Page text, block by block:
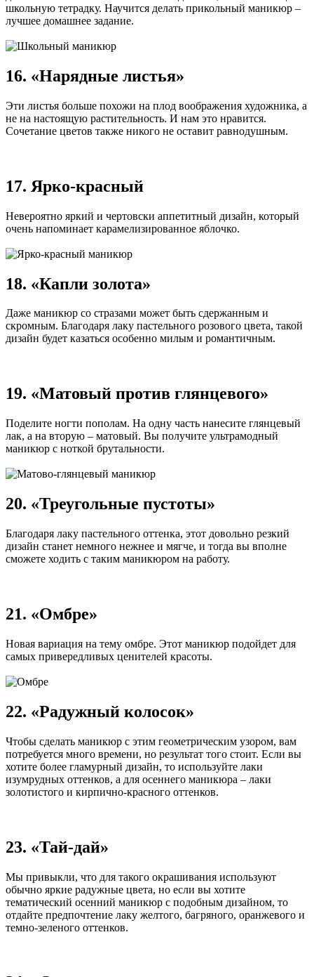
школьную тетрадку. Научится делать прикольный маникюр –
лучшее домашнее задание.
16. «Нарядные листья»
Эти листья больше похожи на плод воображения художника, а
не на настоящую растительность. И нам это нравится.
Сочетание цветов также никого не оставит равнодушным.
17. Ярко-красный
Невероятно яркий и чертовски аппетитный дизайн, который
очень напоминает карамелизированное яблочко.
18. «Капли золота»
Даже маникюр со стразами может быть сдержанным и
скромным. Благодаря лаку пастельного розового цвета, такой
дизайн будет казаться особенно милым и романтичным.
19. «Матовый против глянцевого»
Поделите ногти пополам. На одну часть нанесите глянцевый
лак, а на вторую – матовый. Вы получите ультрамодный
маникюр с ноткой брутальности.
20. «Треугольные пустоты»
Благодаря лаку пастельного оттенка, этот довольно резкий
дизайн станет немного нежнее и мягче, и тогда вы вполне
сможете ходить с таким маникюром на работу.
21. «Омбре»
Новая вариация на тему омбре. Этот маникюр подойдет для
самых привередливых ценителей красоты.
22. «Радужный колосок»
Чтобы сделать маникюр с этим геометрическим узором, вам
потребуется много времени, но результат того стоит. Если вы
хотите более гламурный дизайн, то используйте лаки
изумрудных оттенков, а для осеннего маникюра – лаки
золотистого и кирпично-красного оттенков.
23. «Тай-дай»
Мы привыкли, что для такого окрашивания используют
обычно яркие радужные цвета, но если вы хотите
тематический осенний маникюр с подобным дизайном, то
отдайте предпочтение лаку желтого, багряного, оранжевого и
темно-зеленого оттенков.